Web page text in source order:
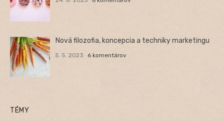
Nová filozofia, koncepcia a techniky marketingu
5. 5. 2023 6 komentárov
TÉMY